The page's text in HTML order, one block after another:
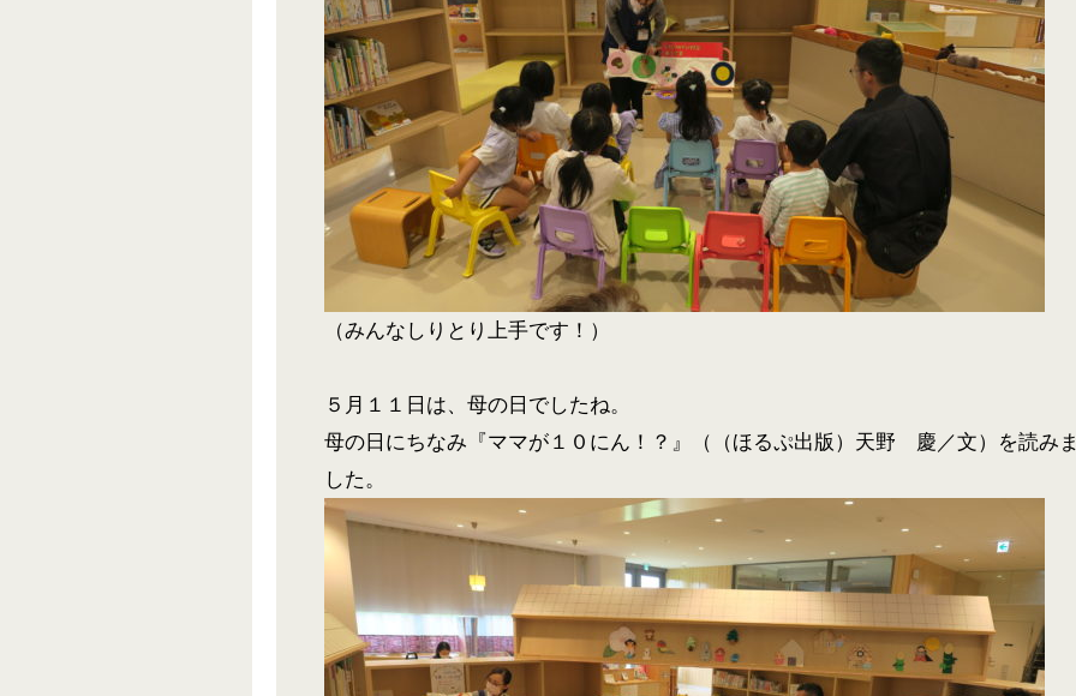
（みんなしりとり上手です！）
５月１１日は、母の日でしたね。
母の日にちなみ『ママが１０にん！？』（（ほるぷ出版）天野 慶／文）を読み
した。